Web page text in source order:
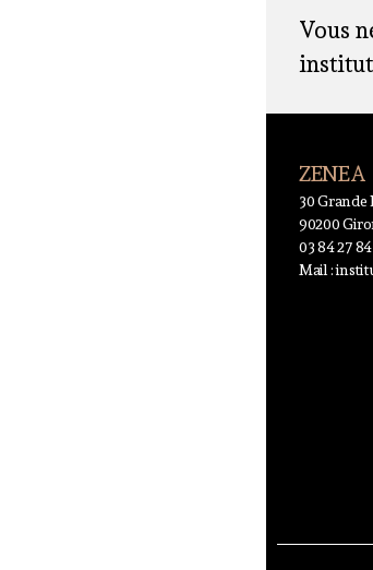
Vous
ZENEA
30 Grande
90200
03 84 27
Mail :